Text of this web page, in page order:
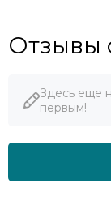
Отзывы
Здесь еще
первым!